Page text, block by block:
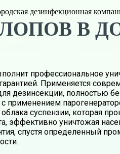
дезинфекционная
В
профессиональное
Применяется
дезинсекции, полностью
суспензии, которая
эффективно уничтожая
спустя определенный